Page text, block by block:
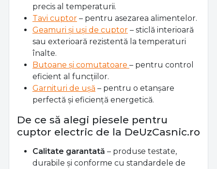
precis al temperaturii.
Tavi cuptor – pentru asezarea alimentelor.
Geamuri și uși de cuptor – sticlă interioară
sau exterioară rezistentă la temperaturi
înalte.
Butoane și comutatoare – pentru control
eficient al funcțiilor.
Garnituri de ușă – pentru o etanșare
perfectă și eficiență energetică.
De ce să alegi piesele pentru
cuptor electric de la DeUzCasnic.ro
Calitate garantată – produse testate,
durabile și conforme cu standardele de